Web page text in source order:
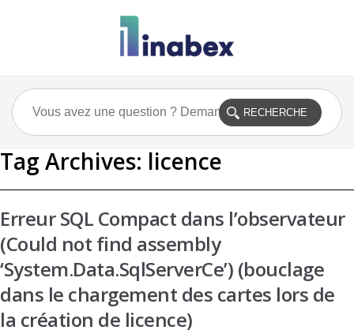
Tag Archives: licence
Erreur SQL Compact dans l’observateur
(Could not find assembly
‘System.Data.SqlServerCe’) (bouclage
dans le chargement des cartes lors de
la création de licence)